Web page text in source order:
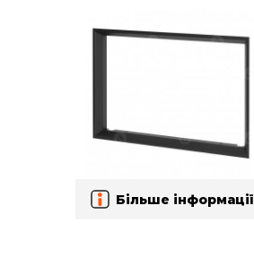
Більше інформації